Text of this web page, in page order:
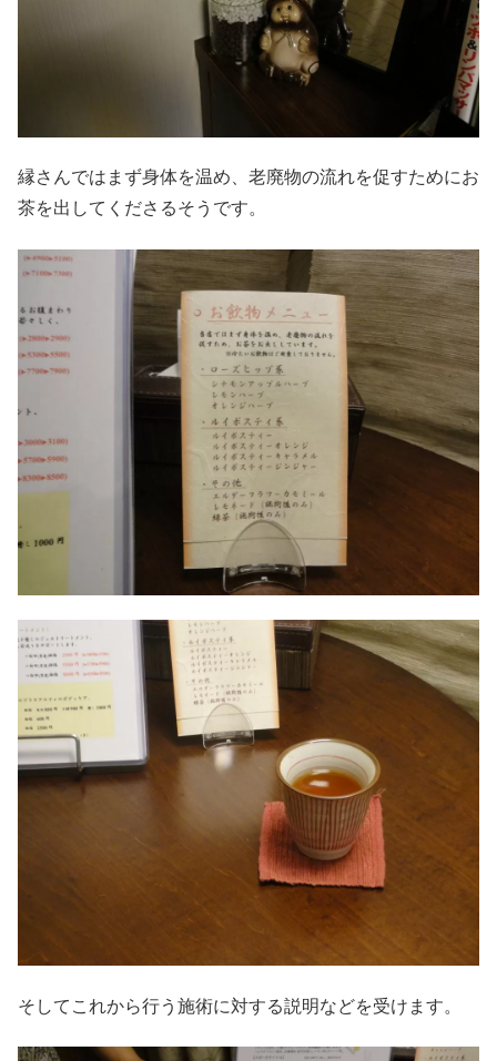
縁さんではまず身体を温め、老廃物の流れを促すためにお
茶を出してくださるそうです。
そしてこれから行う施術に対する説明などを受けます。